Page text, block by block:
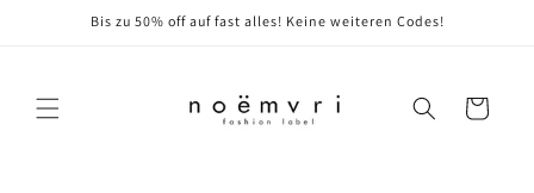
Bis zu 50% off auf fast alles! Keine weiteren Codes!
Warenkorb